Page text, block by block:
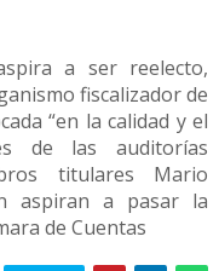
a ser reelecto,
fiscalizador de
“en la calidad y el
de las auditorías
titulares Mario
aspiran a pasar la
de Cuentas